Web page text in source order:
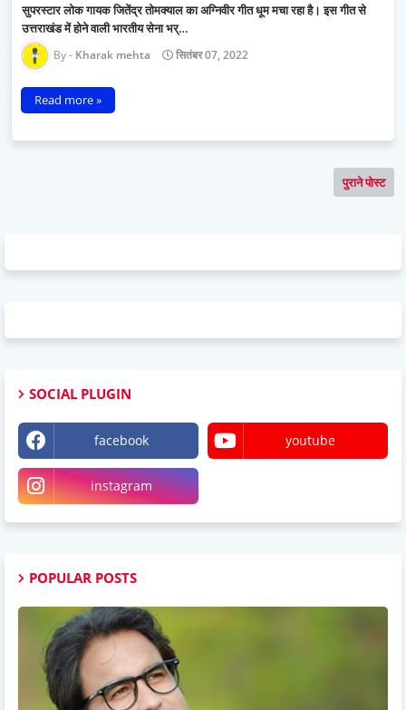
सुपरस्टार लोक गायक जितेंद्र तोमक्याल का अग्निवीर गीत धूम मचा रहा है। इस गीत से
उत्तराखंड में होने वाली भारतीय सेना भर्…
Kharak mehta सितंबर 07, 2022
Read more »
पुराने पोस्ट
SOCIAL PLUGIN
facebook youtube
instagram
POPULAR POSTS